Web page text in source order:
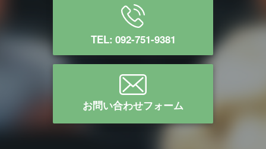
TEL: 092-751-9381
お問い合わせフォーム